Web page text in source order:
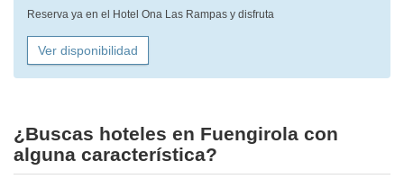
Reserva ya en el Hotel Ona Las Rampas y disfruta
Ver disponibilidad
¿Buscas hoteles en Fuengirola con
alguna característica?